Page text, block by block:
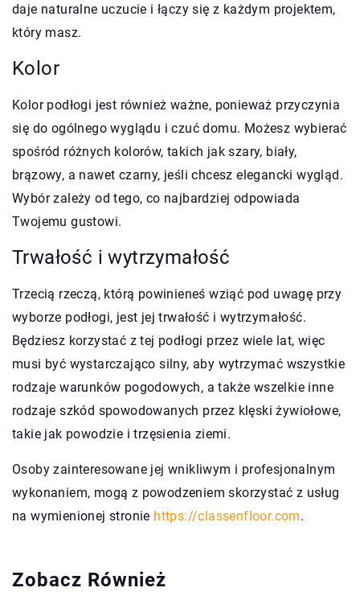
daje naturalne uczucie i łączy się z każdym projektem,
który masz.
Kolor
Kolor podłogi jest również ważne, ponieważ przyczynia
się do ogólnego wyglądu i czuć domu. Możesz wybierać
spośród różnych kolorów, takich jak szary, biały,
brązowy, a nawet czarny, jeśli chcesz elegancki wygląd.
Wybór zależy od tego, co najbardziej odpowiada
Twojemu gustowi.
Trwałość i wytrzymałość
Trzecią rzeczą, którą powinieneś wziąć pod uwagę przy
wyborze podłogi, jest jej trwałość i wytrzymałość.
Będziesz korzystać z tej podłogi przez wiele lat, więc
musi być wystarczająco silny, aby wytrzymać wszystkie
rodzaje warunków pogodowych, a także wszelkie inne
rodzaje szkód spowodowanych przez klęski żywiołowe,
takie jak powodzie i trzęsienia ziemi.
Osoby zainteresowane jej wnikliwym i profesjonalnym
wykonaniem, mogą z powodzeniem skorzystać z usług
na wymienionej stronie https://classenfloor.com.
Zobacz Również